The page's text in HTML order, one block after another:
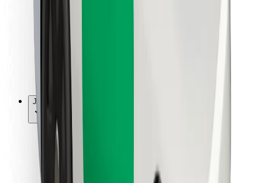
Pro kurýry
Bolt Food
Pro flotilové partnery
Jiné
Partneři
Obchodní podmínky